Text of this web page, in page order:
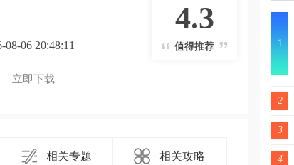
08-06 20:48:11
立即下载
4.3
值得推荐
相关专题 相关攻略
1
2
3
4